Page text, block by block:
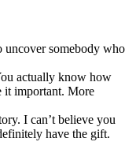
uncover somebody who
actually know how
it important. More
I can’t believe you
have the gift.